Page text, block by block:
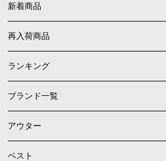
新着商品
再入荷商品
ランキング
ブランド一覧
アウター
ベスト